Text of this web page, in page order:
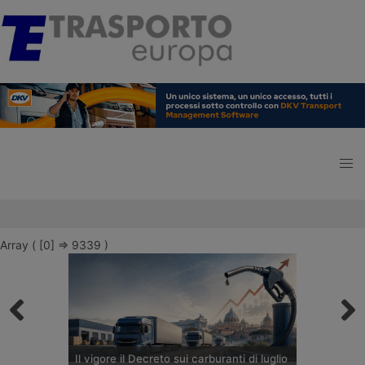
Array ( [0] => 9339 )
Il vigore il Decreto sui carburanti di luglio